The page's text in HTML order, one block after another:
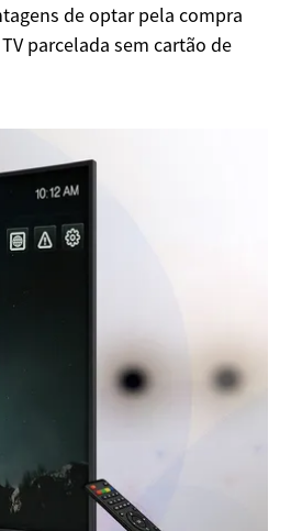
de optar pela compra
parcelada sem cartão de